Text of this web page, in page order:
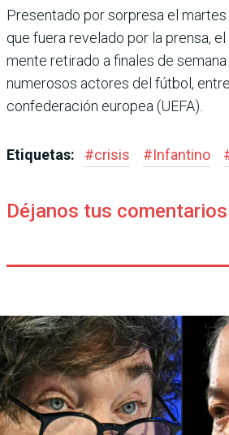
Presentado por sorpresa el
que fuera revelado por la prensa,
mente retirado a finales de
numerosos actores del fútbol,
confederación europea (UEFA).
Etiquetas: #crisis #Infantino
Déjanos tus